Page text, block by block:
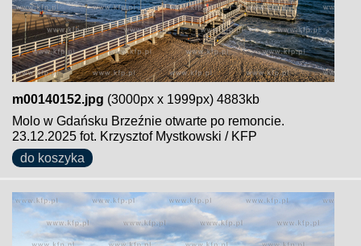
m00140152.jpg (3000px x 1999px) 4883kb
Molo w Gdańsku Brzeźnie otwarte po remoncie.
23.12.2025 fot. Krzysztof Mystkowski / KFP
do koszyka